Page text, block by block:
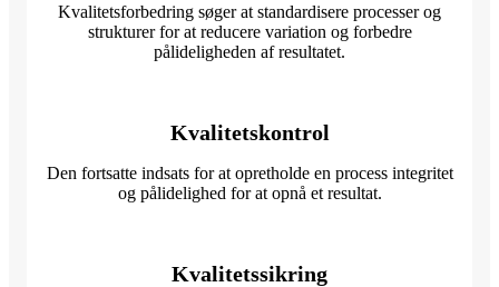
Kvalitetsforbedring søger at standardisere processer og
strukturer for at reducere variation og forbedre
pålideligheden af ​​resultatet.
Kvalitetskontrol
Den fortsatte indsats for at opretholde en process integritet
og pålidelighed for at opnå et resultat.
Kvalitetssikring